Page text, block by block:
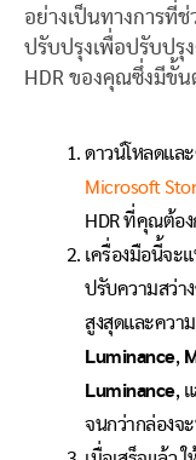
อย่างเป็นทางการที่
ปรับปรุงเพื่อปรับปรุ
HDR ของคุณซึ่งมีขั้
ดาวน์โหลดแล
Microsoft
HDR ที่คุณต้อ
เครื่องมือนี้จะ
ปรับความสว่า
สูงสุดและควา
Luminance,
Luminance,
จนกว่ากล่องจ